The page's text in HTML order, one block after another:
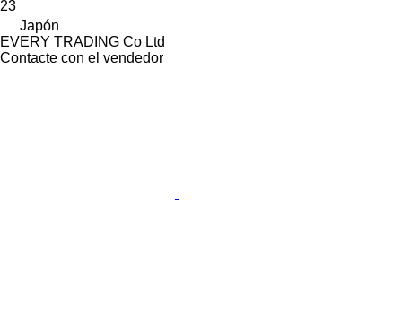
23
Japón
EVERY TRADING Co Ltd
Contacte con el vendedor